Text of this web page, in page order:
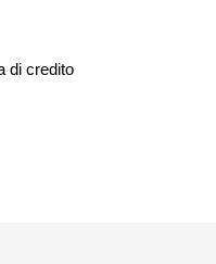
di credito